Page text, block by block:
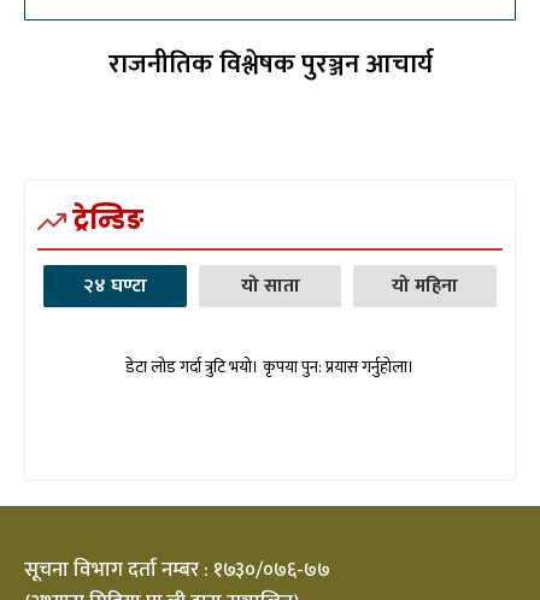
राजनीतिक विश्लेषक पुरञ्जन आचार्य
ट्रेन्डिङ
२४ घण्टा यो साता यो महिना
डेटा लोड गर्दा त्रुटि भयो। कृपया पुन: प्रयास गर्नुहोला।
सूचना विभाग दर्ता नम्बर : १७३०/०७६-७७